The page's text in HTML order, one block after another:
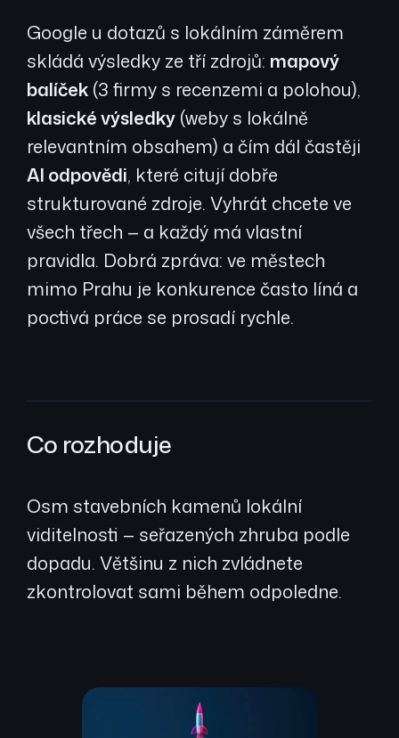
Google u dotazů s lokálním záměrem
skládá výsledky ze tří zdrojů: mapový
balíček (3 firmy s recenzemi a polohou),
klasické výsledky (weby s lokálně
relevantním obsahem) a čím dál častěji
AI odpovědi, které citují dobře
strukturované zdroje. Vyhrát chcete ve
všech třech — a každý má vlastní
pravidla. Dobrá zpráva: ve městech
mimo Prahu je konkurence často líná a
poctivá práce se prosadí rychle.
Co rozhoduje
Osm stavebních kamenů lokální
viditelnosti — seřazených zhruba podle
dopadu. Většinu z nich zvládnete
zkontrolovat sami během odpoledne.